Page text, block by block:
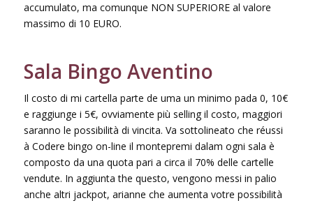
accumulato, ma comunque NON SUPERIORE al valore
massimo di 10 EURO.
Sala Bingo Aventino
Il costo di mi cartella parte de uma un minimo pada 0, 10€
e raggiunge i 5€, ovviamente più selling il costo, maggiori
saranno le possibilità di vincita. Va sottolineato che réussi
à Codere bingo on-line il montepremi dalam ogni sala è
composto da una quota pari a circa il 70% delle cartelle
vendute. In aggiunta the questo, vengono messi in palio
anche altri jackpot, arianne che aumenta votre possibilità